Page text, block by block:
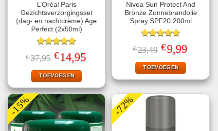
L’Oréal Paris
Gezichtsverzorgingsset
(dag- en nachtcrème) Age
Perfect (2x50ml)
Gewaardeerd
5.00uit 5
€37,95 Oorspronkelijke
prijs
was:
€37,95.
€14,95prijs
TOEVOEGEN
Nivea Sun Protect And
Bronze Zonnebrandolie
Spray SPF20 200ml
Gewaardeerd
4.78uit 5
€23,49 Oorspronkelijke
prijs
was:
€23,49.
€9,99Huidige
prijs
TOEVOEGEN
-15% -72%